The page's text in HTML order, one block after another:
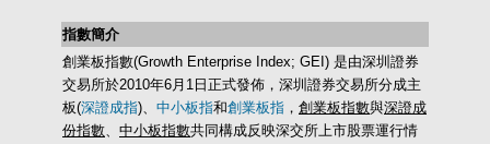
指數簡介
創業板指數(Growth Enterprise Index; GEI) 是由深圳證券
交易所於2010年6月1日正式發佈，深圳證券交易所分成主
板(深證成指)、 中小板指和創業板指 ， 創業板指數與深證成
份指數、 中小板指數共同構成反映深交所上市股票運行情